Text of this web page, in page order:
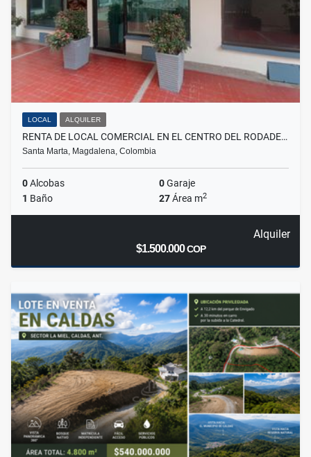
LOCAL ALQUILER
RENTA DE LOCAL COMERCIAL EN EL CENTRO DEL RODADE…
Santa Marta, Magdalena, Colombia
0Alcobas 0Garaje
1 Baño 27Área m2
Alquiler
$1.500.000COP